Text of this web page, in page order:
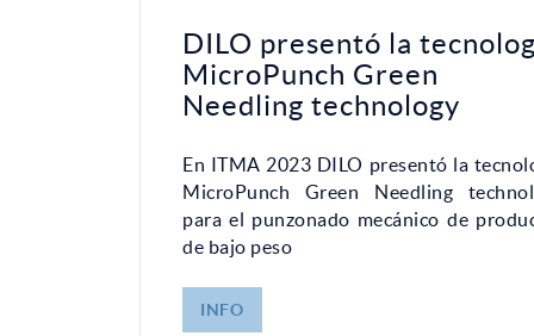
DILO presentó la
MicroPunch Green
Needling technology
En ITMA 2023 DILO presentó la
MicroPunch Green Needling
para el punzonado mecánico de
de bajo peso
INFO